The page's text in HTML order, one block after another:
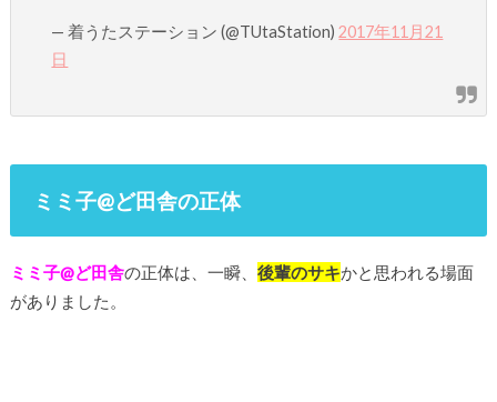
— 着うたステーション (@TUtaStation)2017年11月21
日
ミミ子@ど田舎の正体
ミミ子@ど田舎の正体は、一瞬、 後輩のサキかと思われる場面
がありました。